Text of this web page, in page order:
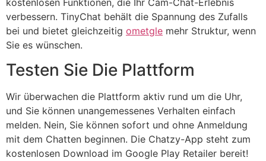
verbessern. TinyChat behält die Spannung des Zufalls
bei und bietet gleichzeitig ometgle mehr Struktur, wenn
Sie es wünschen.
Testen Sie Die Plattform
Wir überwachen die Plattform aktiv rund um die Uhr,
und Sie können unangemessenes Verhalten einfach
melden. Nein, Sie können sofort und ohne Anmeldung
mit dem Chatten beginnen. Die Chatzy-App steht zum
kostenlosen Download im Google Play Retailer bereit!